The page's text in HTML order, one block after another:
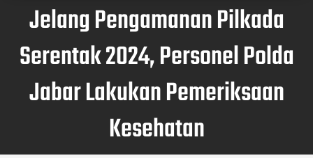
Jelang Pengamanan Pilkada
Serentak 2024, Personel Polda
Jabar Lakukan Pemeriksaan
Kesehatan